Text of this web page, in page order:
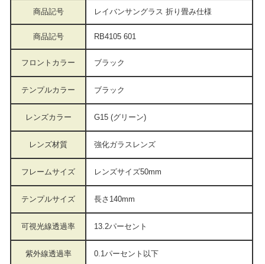
商品記号 レイバンサングラス 折り畳み仕様
商品記号 RB4105 601
フロントカラー ブラック
テンプルカラー ブラック
レンズカラー G15 (グリーン)
レンズ材質 強化ガラス レンズ
フレームサイズ レンズサイズ50mm
テンプルサイズ 長さ140mm
可視光線透過率 13.2パーセント
紫外線透過率 0.1パーセント以下